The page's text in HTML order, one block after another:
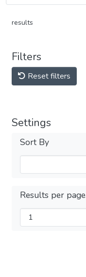
results
Filters
Reset filters
Settings
Sort By
Results per page